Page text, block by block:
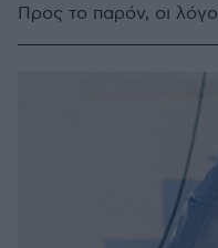
Προς το παρόν, οι